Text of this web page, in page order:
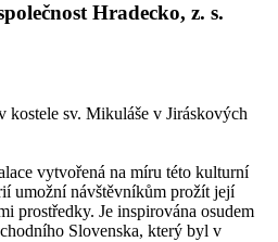
Hradecko, z. s.
kostele sv. Mikuláše v Jiráskových
vytvořená na míru této kulturní
umožní návštěvníkům prožít její
prostředky. Je inspirována osudem
Slovenska, který byl v